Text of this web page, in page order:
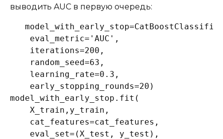
выводить AUC в первую очередь:
    eval_metric='AUC',
    iterations=200,
    random_seed=63,
    learning_rate=0.3,
    early_stopping_rounds=20)
model_with_early_stop.fit(
    X_train,y_train,
    cat_features=cat_features,
    eval_set=(X_test, y_test),